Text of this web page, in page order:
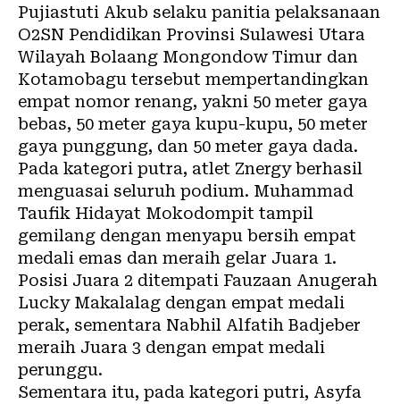
Pujiastuti Akub selaku panitia pelaksanaan
O2SN Pendidikan Provinsi Sulawesi Utara
Wilayah Bolaang Mongondow Timur dan
Kotamobagu tersebut mempertandingkan
empat nomor renang, yakni 50 meter gaya
bebas, 50 meter gaya kupu-kupu, 50 meter
gaya punggung, dan 50 meter gaya dada.
Pada kategori putra, atlet Znergy berhasil
menguasai seluruh podium. Muhammad
Taufik Hidayat Mokodompit tampil
gemilang dengan menyapu bersih empat
medali emas dan meraih gelar Juara 1.
Posisi Juara 2 ditempati Fauzaan Anugerah
Lucky Makalalag dengan empat medali
perak, sementara Nabhil Alfatih Badjeber
meraih Juara 3 dengan empat medali
perunggu.
Sementara itu, pada kategori putri, Asyfa